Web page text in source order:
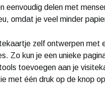
eenvoudig delen met
omdat je veel minder
zelf ontwerpen met
Zo kun je een unieke
toevoegen aan je
met één druk op de knop